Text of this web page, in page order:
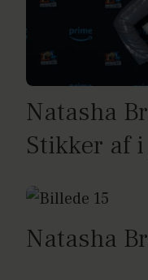
Natasha
Stikker af
Natasha